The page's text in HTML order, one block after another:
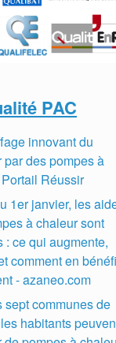
PAC
innovant du
des pompes à
Réussir
1er janvier, les
à chaleur sont
: ce qui augmente,
comment en
- azaneo.com
sept communes de
habitants